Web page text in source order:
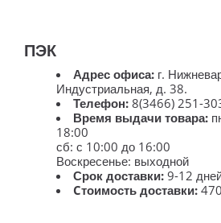
ПЭК
Адрес офиса: г.
Индустриальная, д. 38.
Телефон: 8(3466) 251-
Время выдачи товара:
18:00
сб: с 10:00 до 16:00
Воскресенье: выходной
Срок доставки: 9-12
Cтоимость доставки: